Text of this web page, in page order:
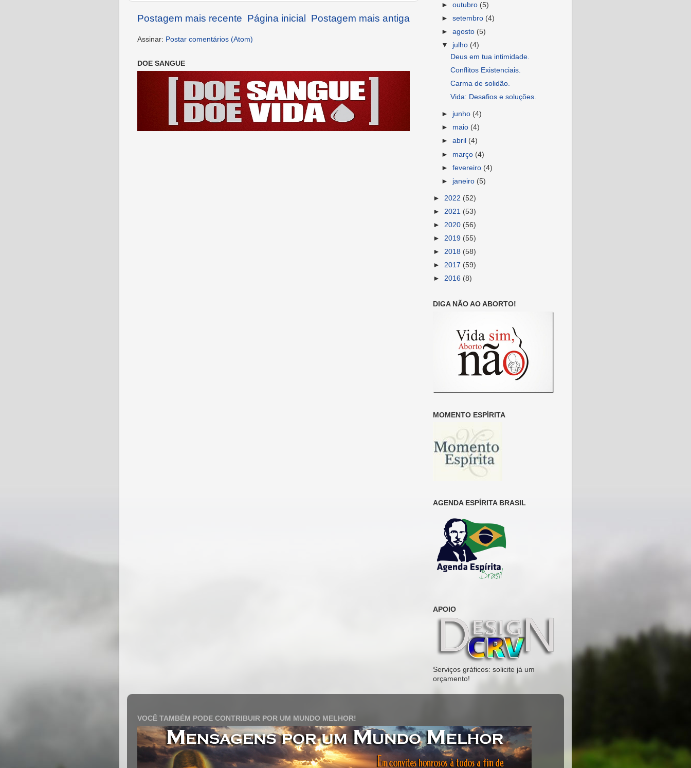
Postagem mais recente Postagem mais antiga
Página inicial
Assinar: Postar comentários (Atom)
DOE SANGUE
►outubro (5)
►setembro (4)
►agosto (5)
▼ julho (4)
Deus em tua intimidade.
Conflitos Existenciais.
Carma de solidão.
Vida: Desafios e soluções.
► junho (4)
► maio (4)
►abril (4)
► março (4)
►fevereiro (4)
► janeiro (5)
► 2022 (52)
► 2021 (53)
► 2020 (56)
► 2019 (55)
► 2018 (58)
► 2017 (59)
► 2016 (8)
DIGA NÃO AO ABORTO!
MOMENTO ESPÍRITA
AGENDA ESPÍRITA BRASIL
APOIO
Serviços gráficos: solicite já um
orçamento!
VOCÊ TAMBÉM PODE CONTRIBUIR POR UM MUNDO MELHOR!